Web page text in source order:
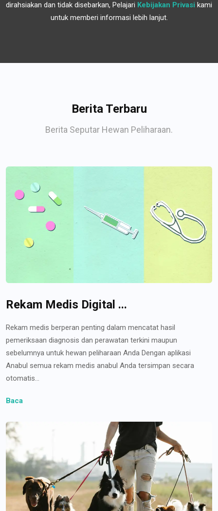
dirahsiakan dan tidak disebarkan, Pelajari Kebijakan Privasi kami
untuk memberi informasi lebih lanjut.
Berita Terbaru
Berita Seputar Hewan Peliharaan.
Rekam Medis Digital ...
Rekam medis berperan penting dalam mencatat hasil
pemeriksaan diagnosis dan perawatan terkini maupun
sebelumnya untuk hewan peliharaan Anda Dengan aplikasi
Anabul semua rekam medis anabul Anda tersimpan secara
otomatis...
Baca